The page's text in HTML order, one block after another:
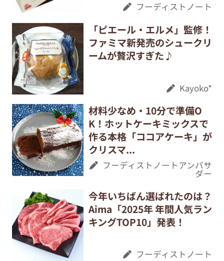
フーディストノート
「ピエール・エルメ」監修！
ファミマ新発売のシュークリ
ームが贅沢すぎた♪
Kayoko*
材料少なめ・10分で準備O
K！ホットケーキミックスで
作る本格「ココアケーキ」が
クリスマ...
フーディストノートアンバサ
ダー
今年いちばん選ばれたのは？
Aima「2025年 年間人気ラン
キングTOP10」発表！
フーディストノート